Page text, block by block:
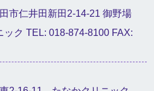
市仁井田新田2-14-21 御野場
ク TEL: 018-874-8100 FAX: